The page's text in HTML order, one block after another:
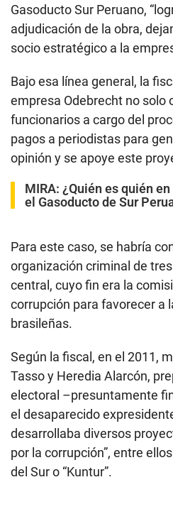
Gasoducto Sur Peruano,
adjudicación de la obra,
socio estratégico a la
Bajo esa línea general, la
empresa Odebrecht no solo
funcionarios a cargo del
pagos a periodistas para
opinión y se apoye este
MIRA: ¿Quién es quién
el Gasoducto de Sur
Para este caso, se habría
organización criminal de
central, cuyo fin era la
corrupción para favorecer a
brasileñas.
Según la fiscal, en el 2011,
Tasso y Heredia Alarcón,
electoral –presuntamente
el desaparecido
desarrollaba diversos
por la corrupción”, entre
del Sur o “Kuntur”.